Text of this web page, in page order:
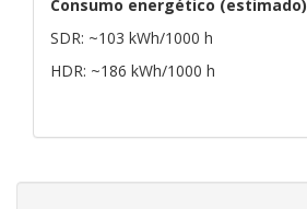
Consumo energético (estimado)
SDR: ~103 kWh/1000 h
HDR: ~186 kWh/1000 h